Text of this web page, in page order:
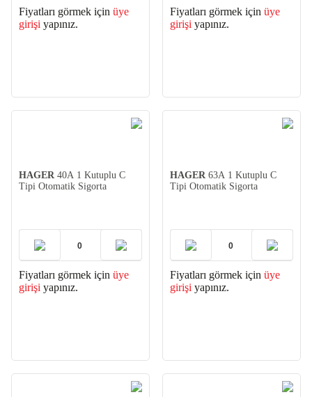
Fiyatları görmek için üye
girişi yapınız.
Fiyatları görmek için üye
girişi yapınız.
HAGER 40A 1 Kutuplu C
Tipi Otomatik Sigorta
Fiyatları görmek için üye
girişi yapınız.
HAGER 63A 1 Kutuplu C
Tipi Otomatik Sigorta
Fiyatları görmek için üye
girişi yapınız.